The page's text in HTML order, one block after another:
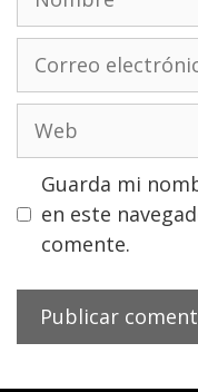
electrónico
Guarda mi
en este
comente.